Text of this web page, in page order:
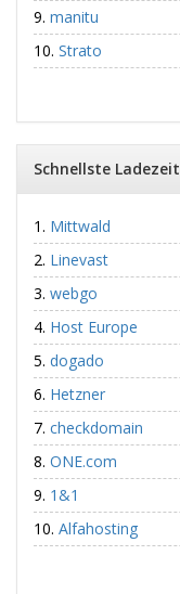
manitu
Strato
Schnellste Ladezeit
Mittwald
Linevast
webgo
Host Europe
dogado
Hetzner
checkdomain
ONE.com
1&1
Alfahosting